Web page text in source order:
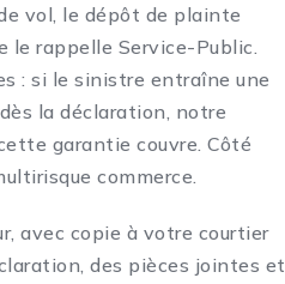
vol, le dépôt de plainte
le rappelle Service-Public.
: si le sinistre entraîne une
la déclaration, notre
garantie couvre. Côté
commerce
avec copie à votre courtier
des pièces jointes et